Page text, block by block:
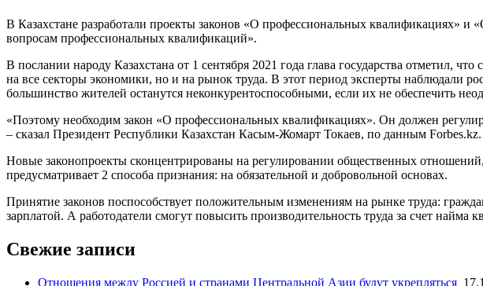
В Казахстане разработали проекты законов «О профессиональных квалификациях»
вопросам профессиональных квалификаций».
В послании народу Казахстана от 1 сентября 2021 года глава государства отметил,
на все секторы экономики, но и на рынок труда. В этот период эксперты наблюдали
большинство жителей останутся неконкурентоспособными, если их не обеспечить
«Поэтому необходим закон «О профессиональных квалификациях». Он должен
– сказал Президент Республики Казахстан Касым-Жомарт Токаев, по данным Forbes.kz.
Новые законопроекты сконцентрированы на регулировании общественных
предусматривает 2 способа признания: на обязательной и добровольной основах.
Принятие законов поспособствует положительным изменениям на рынке труда:
зарплатой. А работодатели смогут повысить производительность труда за счет найма
Свежие записи
Отношения между Россией и странами Центральной Азии будут укрепляться